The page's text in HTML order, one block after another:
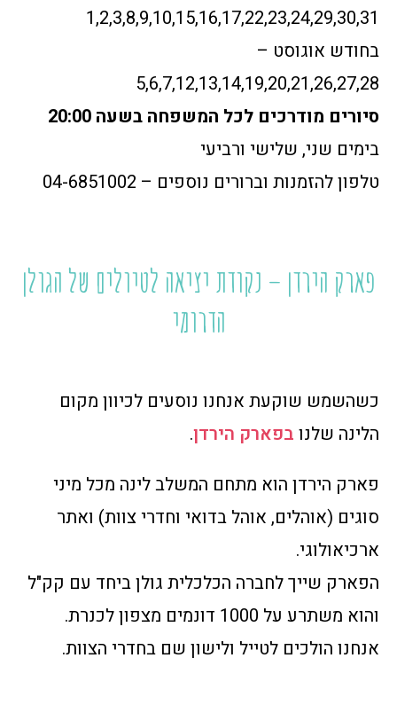
1,2,3,8,9,10,15,16,17,22,23,24,29,30,31
בחודש אוגוסט –
5,6,7,12,13,14,19,20,21,26,27,28
סיורים מודרכים לכל המשפחה בשעה 20:00
בימים שני, שלישי ורביעי
טלפון להזמנות וברורים נוספים – 04-6851002
פארק הירדן – נקודת יציאה לטיולים של הגולן
הדרומי
כשהשמש שוקעת אנחנו נוסעים לכיוון מקום
הלינה שלנו בפארק הירדן.
פארק הירדן הוא מתחם המשלב לינה מכל מיני
סוגים (אוהלים, אוהל בדואי וחדרי צוות) ואתר
ארכיאולוגי.
הפארק שייך לחברה הכלכלית גולן ביחד עם קק"ל
והוא משתרע על 1000 דונמים מצפון לכנרת.
אנחנו הולכים לטייל ולישון שם בחדרי הצוות.